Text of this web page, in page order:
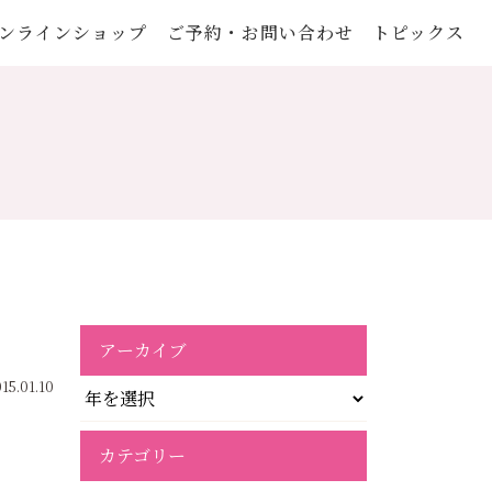
ラインショップ ご予約・お問い合わせ トピックス
アーカイブ
カテゴリー